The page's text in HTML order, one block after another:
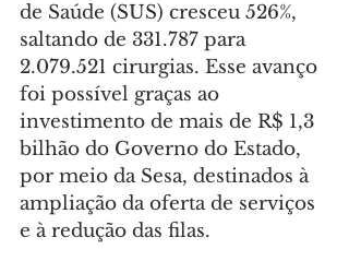
de Saúde (SUS) cresceu 526%,
saltando de 331.787 para
2.079.521 cirurgias. Esse avanço
foi possível graças ao
investimento de mais de R$ 1,3
bilhão do Governo do Estado,
por meio da Sesa, destinados à
ampliação da oferta de serviços
e à redução das filas.